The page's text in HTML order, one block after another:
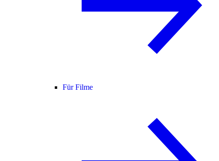
Für Filme